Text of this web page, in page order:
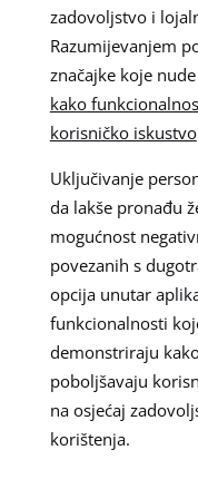
zadovoljstvo i
Razumijevanjem
značajke koje
kako
korisničko iskustvo
Uključivanje
da lakše pronađu
mogućnost
povezanih s
opcija unutar
funkcionalnosti
demonstriraju
poboljšavaju
na osjećaj
korištenja.